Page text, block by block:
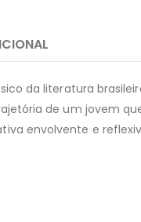
da literatura
de um jovem
envolvente e